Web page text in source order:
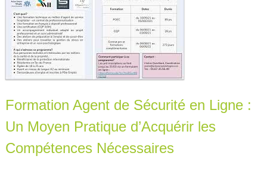
Formation Agent de Sécurité en Ligne :
Un Moyen Pratique d’Acquérir les
Compétences Nécessaires